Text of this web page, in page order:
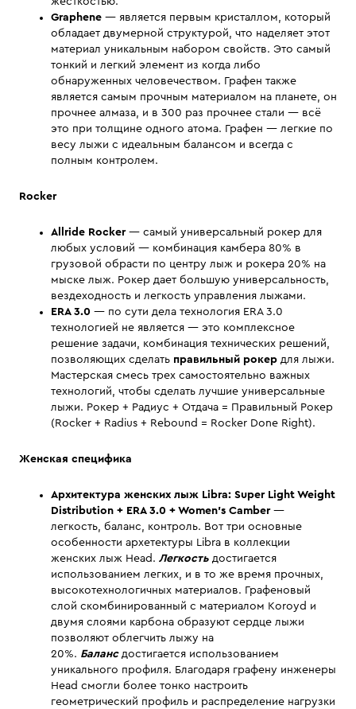
Graphene — является первым кристаллом, который
обладает двумерной структурой, что наделяет этот
материал уникальным набором свойств. Это самый
тонкий и легкий элемент из когда либо
обнаруженных человечеством. Графен также
является самым прочным материалом на планете, он
прочнее алмаза, и в 300 раз прочнее стали — всё
это при толщине одного атома. Графен — легкие по
весу лыжи с идеальным балансом и всегда с
полным контролем.
Rocker
Allride Rocker— самый универсальный рокер для
любых условий — комбинация камбера 80% в
грузовой обрасти по центру лыж и рокера 20% на
мыске лыж. Рокер дает большую универсальность,
вездеходность и легкость управления лыжами.
ERA 3.0 — по сути дела технология ERA 3.0
технологией не является — это комплексное
решение задачи, комбинация технических решений,
позволяющих сделать правильный рокер для лыжи.
Мастерская смесь трех самостоятельно важных
технологий, чтобы сделать лучшие универсальные
лыжи. Рокер + Радиус + Отдача = Правильный Рокер
(Rocker + Radius + Rebound = Rocker Done Right).
Женская специфика
Архитектура женских лыж Libra: Super Light Weight
Distribution + ERA 3.0 + Women's Camber—
легкость, баланс, контроль. Вот три основные
особенности архетектуры Libra в коллекции
женских лыж Head. Легкость достигается
использованием легких, и в то же время прочных,
высокотехнологичных материалов. Графеновый
слой скомбинированный с материалом Koroyd и
двумя слоями карбона образуют сердце лыжи
позволяют облегчить лыжу на
20%. Балансдостигается использованием
уникального профиля. Благодаря графену инженеры
Head смогли более тонко настроить
геометрический профиль и распределение нагрузки